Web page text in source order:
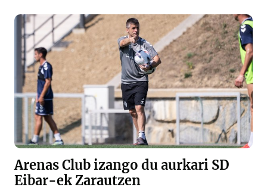
Arenas Club izango du aurkari SD
Eibar-ek Zarautzen